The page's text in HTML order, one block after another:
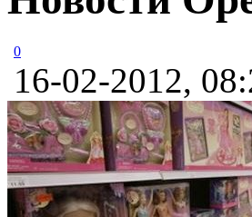
0
16-02-2012,